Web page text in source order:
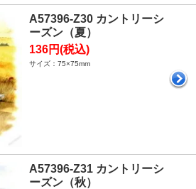
A57396-Z30 カントリーシ
ーズン（夏）
136円(税込)
サイズ：75×75mm
A57396-Z31 カントリーシ
ーズン（秋）